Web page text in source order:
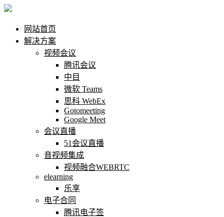
网站首页
解决方案
视频会议
腾讯会议
中目
微软 Teams
思科 WebEx
Gotomeeting
Google Meet
会议直播
51会议直播
音视频集成
视频融合WEBRTC
elearning
乐享
电子合同
腾讯电子签